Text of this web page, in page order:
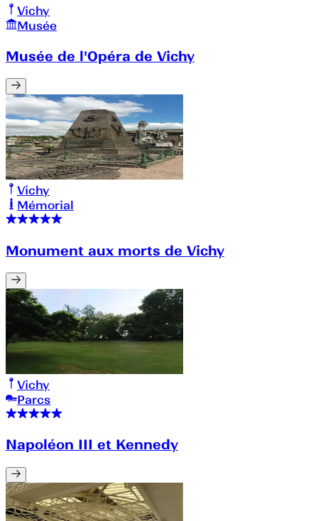
Vichy
Musée
Musée de l'Opéra de Vichy
Vichy
Mémorial
Monument aux morts de Vichy
Vichy
Parcs
Napoléon III et Kennedy